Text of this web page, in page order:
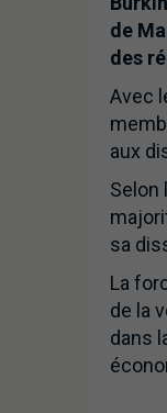
de
des
Avec
aux
Selon
sa
La
de la
dans